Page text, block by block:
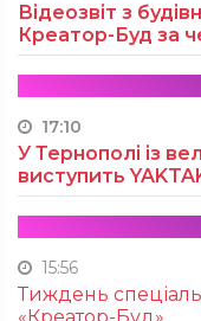
Відеозвіт з
Креатор-Буд за
17:10
У Тернополі із
виступить
15:56
Тиждень